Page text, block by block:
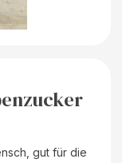
gut für die